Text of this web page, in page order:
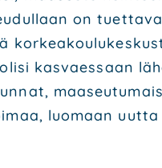
on
kas­vaes­saan
luo­maan